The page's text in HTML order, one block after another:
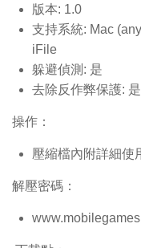
版本: 1.0
支持系統: Mac
iFile
躲避偵測: 是
去除反作弊保護: 是
操作：
壓縮檔內附詳細使
解壓密碼：